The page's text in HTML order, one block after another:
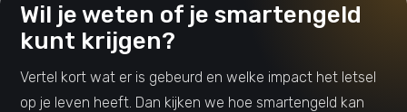
Wil je weten of je smartengeld
kunt krijgen?
Vertel kort wat er is gebeurd en welke impact het letsel
op je leven heeft. Dan kijken we hoe smartengeld kan